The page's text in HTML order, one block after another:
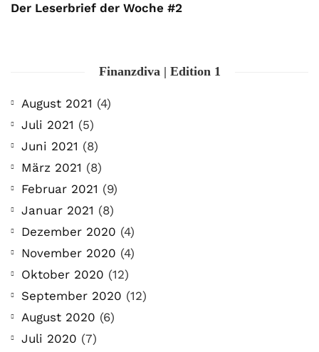
Der Leserbrief der Woche #2
Finanzdiva | Edition 1
August 2021 (4)
Juli 2021 (5)
Juni 2021 (8)
März 2021 (8)
Februar 2021 (9)
Januar 2021 (8)
Dezember 2020 (4)
November 2020 (4)
Oktober 2020 (12)
September 2020 (12)
August 2020 (6)
Juli 2020 (7)